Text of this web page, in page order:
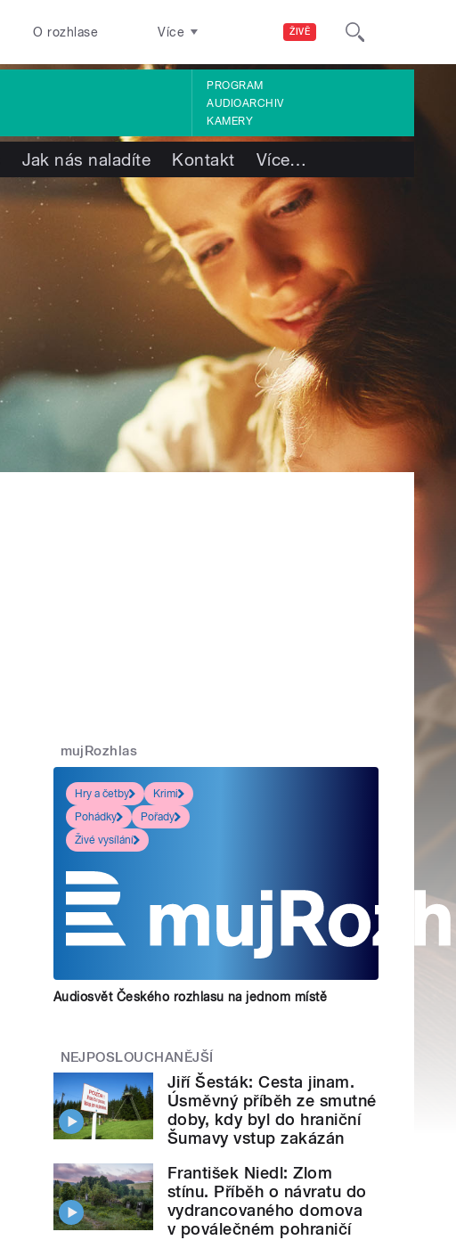
ŽIVĚ
O rozhlase Více
PROGRAM
AUDIOARCHIV
KAMERY
Jak nás naladíte Kontakt Více…
mujRozhlas
Hry a četby
Krimi
Pohádky
Pořady
Živé vysílání
Audiosvět Českého rozhlasu na jednom místě
NEJPOSLOUCHANĚJŠÍ
Jiří Šesták: Cesta jinam.
Úsměvný příběh ze smutné
doby, kdy byl do hraniční
Šumavy vstup zakázán
František Niedl: Zlom
stínu. Příběh o návratu do
vydrancovaného domova
v poválečném pohraničí